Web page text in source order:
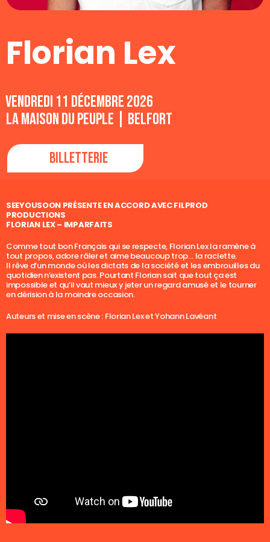
Florian Lex
vendredi 11 décembre 2026
La Maison du Peuple | Belfort
Billetterie
SEEYOUSOON PRÉSENTE EN ACCORD AVEC FILPROD
PRODUCTIONS
FLORIAN LEX – IMPARFAITS
Comme tout bon Français qui se respecte, Florian Lex la ramène à
tout propos, adore râler et aime beaucoup trop… la raclette.
Il rêve d’un monde où les dictats de la société et les embrouilles du
quotidien n’existent pas. Pourtant Florian sait que tout ça est
impossible et qu’il vaut mieux y jeter un regard amusé et le tourner
en dérision à la moindre occasion.
Auteurs et mise en scène : Florian Lex et Yohann Lavéant